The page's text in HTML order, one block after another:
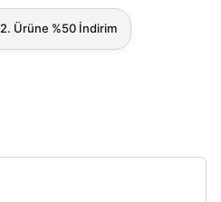
2. Ürüne %50 İndirim
göster